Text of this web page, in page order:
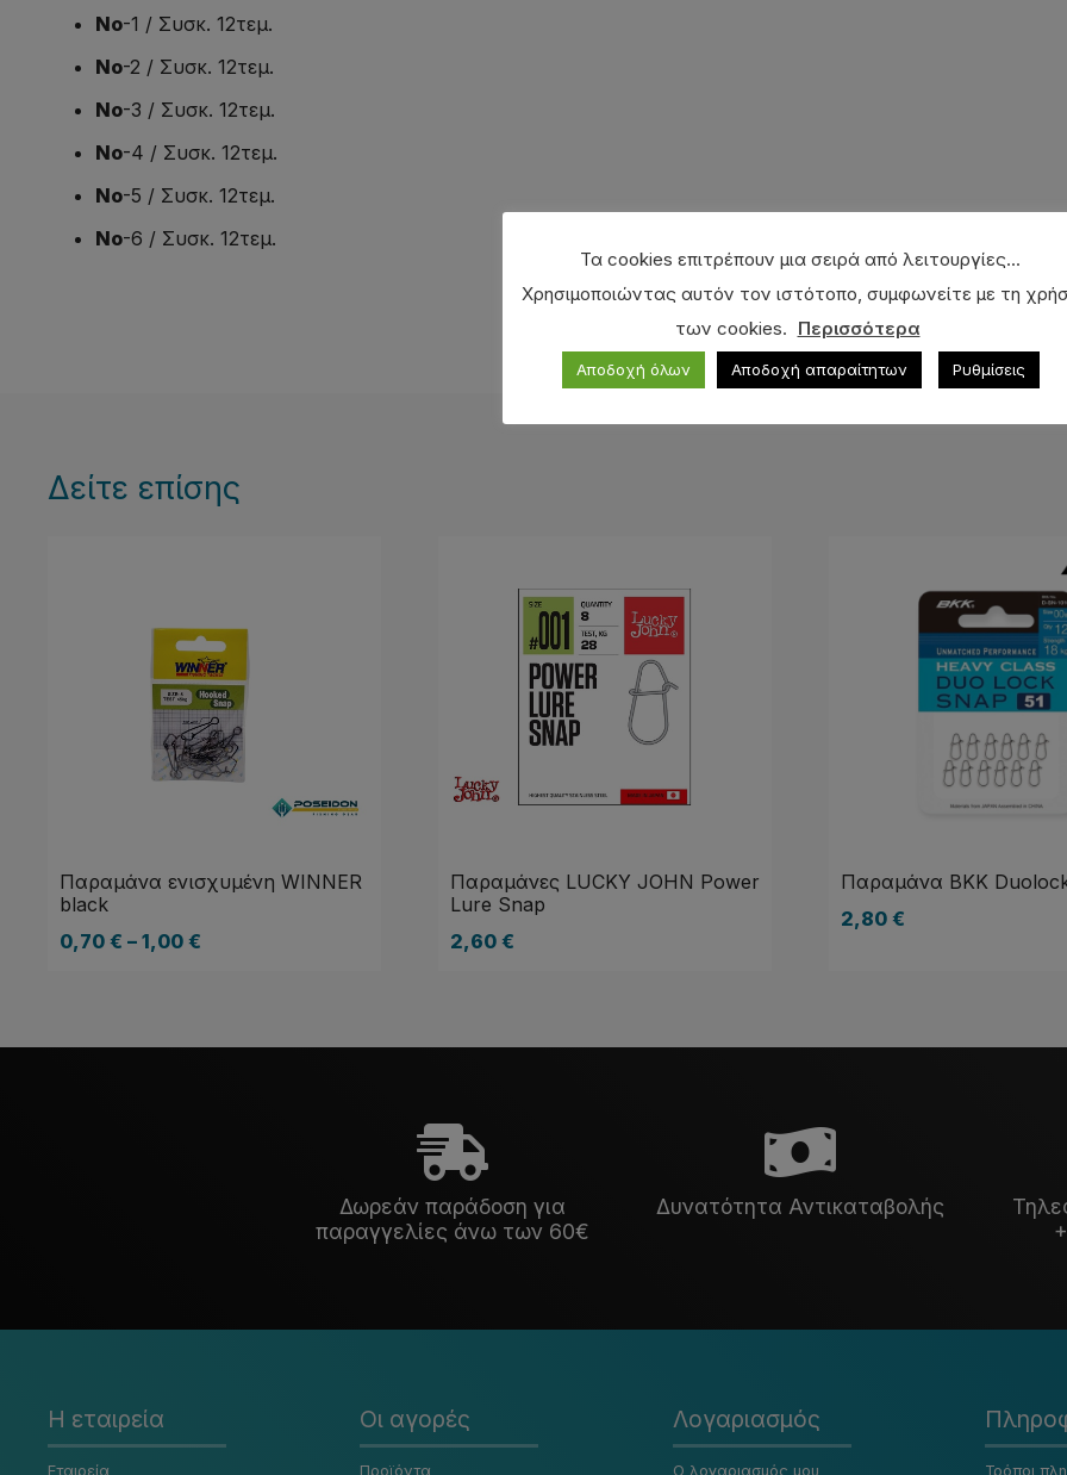
No-1 / Συσκ. 12τεμ.
No-2 / Συσκ. 12τεμ.
No-3 / Συσκ. 12τεμ.
No-4 / Συσκ. 12τεμ.
No-5 / Συσκ. 12τεμ.
No-6 / Συσκ. 12τεμ.
Δείτε επίσης
Παραμάνα ενισχυμένη WINNER
black
0,70 € – 1,00 €
Παραμάνες LUCKY JOHN Power
Lure Snap
2,60 €
Παραμάνα BKK
2,80 €
Δωρεάν παράδοση για
παραγγελίες άνω των 60€
Δυνατότητα Αντικαταβολής
Η εταιρεία
Εταιρεία
Οι αγορές
Προϊόντα
Λογαριασμός
Ο λογαριασμός μου Τρόποι
Τα cookies επιτρέπουν μια σειρά από λειτουργίες...
Χρησιμοποιώντας αυτόν τον ιστότοπο, συμφωνείτε με τη
των cookies. Περισσότερα
Αποδοχή όλων Αποδοχή απαραίτητων Ρυθμίσεις